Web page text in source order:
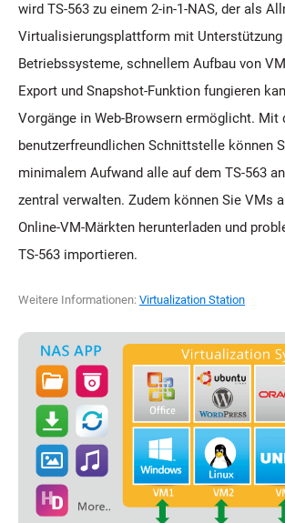
wird TS-563 zu einem 2-in-1-NAS, der als
Virtualisierungsplattform mit Unterstützung
Betriebssysteme, schnellem Aufbau von
Export und Snapshot-Funktion fungieren
Vorgänge in Web-Browsern ermöglicht. Mit
benutzerfreundlichen Schnittstelle können
minimalem Aufwand alle auf dem TS-563
zentral verwalten. Zudem können Sie VMs
Online-VM-Märkten herunterladen und
TS-563 importieren.
Weitere Informationen: Virtualization Station